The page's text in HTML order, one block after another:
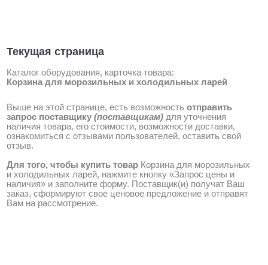
Текущая страница
Каталог оборудования, карточка товара:
Корзина для морозильных и холодильных ларей
Выше на этой странице, есть возможность отправить
запрос поставщику (поставщикам) для уточнения
наличия товара, его стоимости, возможности доставки,
ознакомиться с отзывами пользователей, оставить свой
отзыв.
Для того, чтобы купить товар Корзина для морозильных
и холодильных ларей, нажмите кнопку «Запрос цены и
наличия» и заполните форму. Поставщик(и) получат Ваш
заказ, сформируют свое ценовое предложение и отправят
Вам на рассмотрение.